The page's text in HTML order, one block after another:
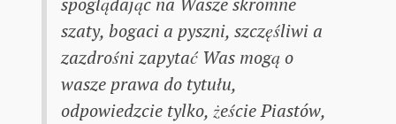
szaty, bogaci a pyszni, szczęśliwi a
zazdrośni zapytać Was mogą o
wasze prawa do tytułu,
odpowiedzcie tylko, żeście Piastów,